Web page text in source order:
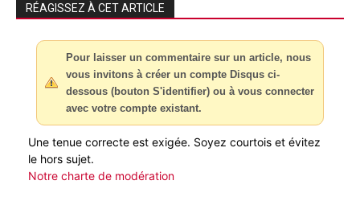
RÉAGISSEZ À CET ARTICLE
Pour laisser un commentaire sur un article, nous
vous invitons à créer un compte Disqus ci-
dessous (bouton S'identifier) ou à vous connecter
avec votre compte existant.
Une tenue correcte est exigée. Soyez courtois et évitez
le hors sujet.
Notre charte de modération